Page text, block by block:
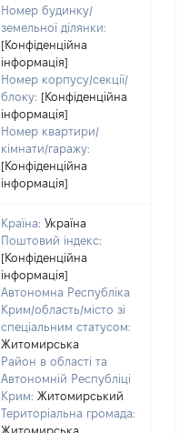
Номер будинку/
земельної ділянки:
[Конфіденційна
інформація]
Номер корпусу/секції/
блоку: [Конфіденційна
інформація]
Номер квартири/
кімнати/гаражу:
[Конфіденційна
інформація]
Країна: Україна
Поштовий індекс:
[Конфіденційна
інформація]
Автономна Республіка
Крим/область/місто зі
спеціальним статусом:
Житомирська
Район в області та
Автономній Республіці
Крим: Житомирський
Територіальна громада:
Житомирська